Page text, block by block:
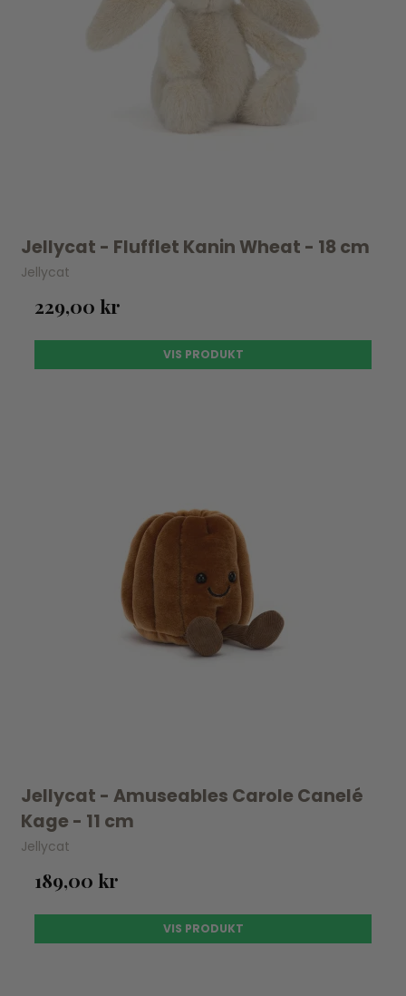
Jellycat - Flufflet Kanin Wheat - 18 cm
Jellycat
229,00 kr
VIS PRODUKT
Jellycat - Amuseables Carole Canelé
Kage - 11 cm
Jellycat
189,00 kr
VIS PRODUKT